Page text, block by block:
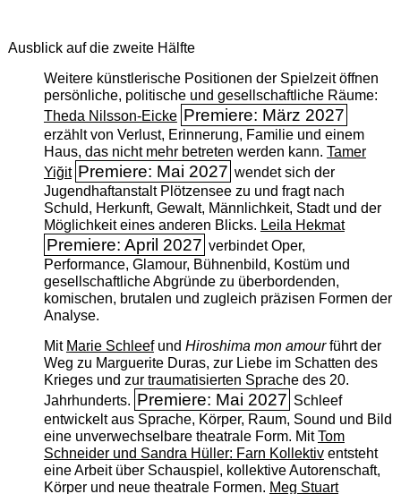
Ausblick auf die zweite Hälfte
Weitere künstlerische Positionen der Spielzeit öffnen
persönliche, politische und gesellschaftliche Räume:
Theda Nilsson-Eicke Premiere: März 2027
erzählt von Verlust, Erinnerung, Familie und einem
Haus, das nicht mehr betreten werden kann. Tamer
Yiğit Premiere: Mai 2027 wendet sich der
Jugendhaftanstalt Plötzensee zu und fragt nach
Schuld, Herkunft, Gewalt, Männlichkeit, Stadt und der
Möglichkeit eines anderen Blicks. Leila Hekmat
Premiere: April 2027 verbindet Oper,
Performance, Glamour, Bühnenbild, Kostüm und
gesellschaftliche Abgründe zu überbordenden,
komischen, brutalen und zugleich präzisen Formen der
Analyse.
Mit Marie Schleefund Hiroshima mon amourführt der
Weg zu Marguerite Duras, zur Liebe im Schatten des
Krieges und zur traumatisierten Sprache des 20.
Jahrhunderts. Premiere: Mai 2027 Schleef
entwickelt aus Sprache, Körper, Raum, Sound und Bild
eine unverwechselbare theatrale Form. MitTom
Schneider und Sandra Hüller: Farn Kollektiventsteht
eine Arbeit über Schauspiel, kollektive Autorenschaft,
Körper und neue theatrale Formen. Meg Stuart